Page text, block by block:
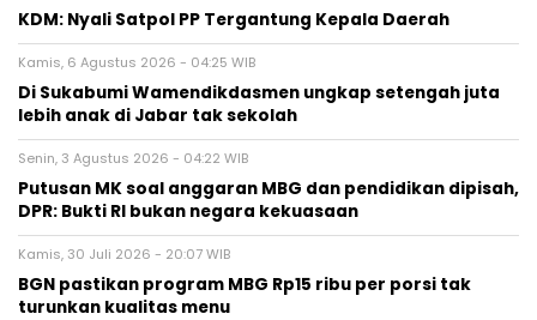
KDM: Nyali Satpol PP Tergantung Kepala Daerah
Kamis, 6 Agustus 2026 - 04:25 WIB
Di Sukabumi Wamendikdasmen ungkap setengah juta
lebih anak di Jabar tak sekolah
Senin, 3 Agustus 2026 - 04:22 WIB
Putusan MK soal anggaran MBG dan pendidikan dipisah,
DPR: Bukti RI bukan negara kekuasaan
Kamis, 30 Juli 2026 - 20:07 WIB
BGN pastikan program MBG Rp15 ribu per porsi tak
turunkan kualitas menu